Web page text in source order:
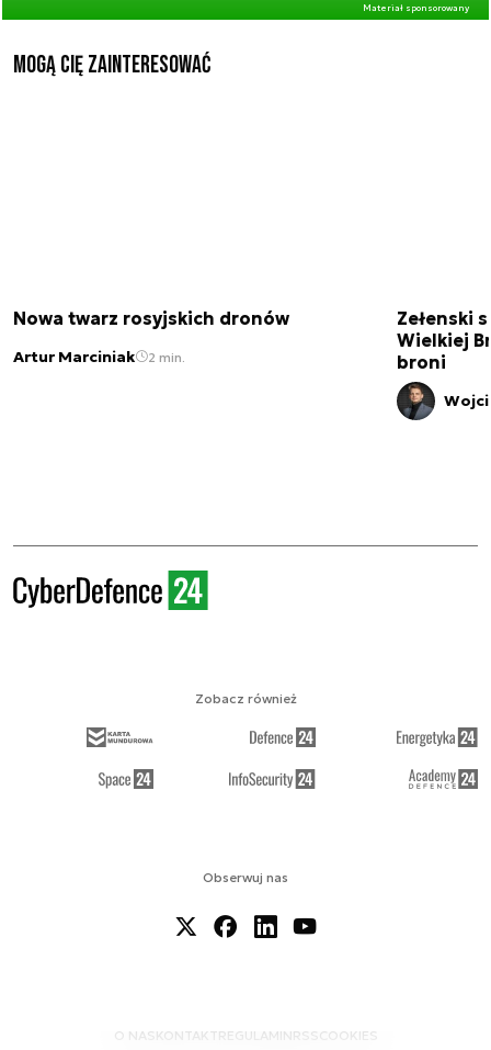
Materiał sponsorowany
Mogą Cię zainteresować
Nowa twarz rosyjskich dronów
Artur Marciniak 2 min.
Zełenski
Wielkiej
broni
Obserwuj nas
O NAS KONTAKTREGULAMINRSS COOKIES
Zobacz również